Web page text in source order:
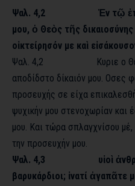
Ψαλ. 4,2 Ἐν τῷ
μου, ὁ Θεὸς τῆς δικαιοσύνης
οἰκτείρησόν με καὶ
Ψαλ. 4,2 Κυριε ο Θεός,
αποδίδστο δίκαιόν μου. Οσες
προσευχής σε είχα
ψυχικήν μου στενοχωρίαν και
μου. Και τώρα σπλαγχνίσου μέ,
την προσευχήν μου.
Ψαλ. 4,3 υἱοὶ
βαρυκάρδιοι; ἱνατί ἀγαπᾶτε